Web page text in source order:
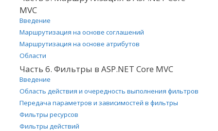
MVC
Введение
Маршрутизация на основе соглашений
Маршрутизация на основе атрибутов
Области
Часть 6. Фильтры в ASP.NET Core MVC
Введение
Область действия и очередность выполнения фильтров
Передача параметров и зависимостей в фильтры
Фильтры ресурсов
Фильтры действий